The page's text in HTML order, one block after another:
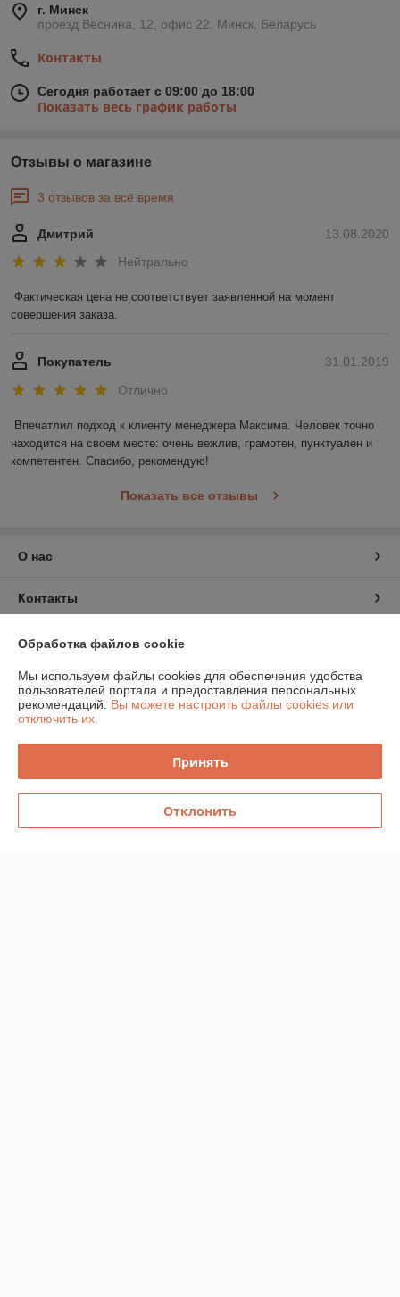
г. Минск
проезд Веснина, 12, офис 22, Минск, Беларусь
Контакты
Сегодня работает с 09:00 до 18:00
Показать весь график работы
Отзывы о магазине
3 отзывов за всё время
13.08.2020
Дмитрий
Нейтрально
Фактическая цена не соответствует заявленной на момент
совершения заказа.
31.01.2019
Покупатель
Отлично
Впечатлил подход к клиенту менеджера Максима. Человек точно
находится на своем месте: очень вежлив, грамотен, пунктуален и
компетентен. Спасибо, рекомендую!
Показать все отзывы
О нас
Контакты
Доставка и оплата
График работы
Полная версия сайта
Политика обработки cookies
Сайт создан на платформе Deal.by
Обработка файлов cookie
Мы используем файлы cookies для обеспечения удобства
пользователей портала и предоставления персональных
рекомендаций. Вы можете настроить файлы cookies или
отключить их.
Принять
Отклонить